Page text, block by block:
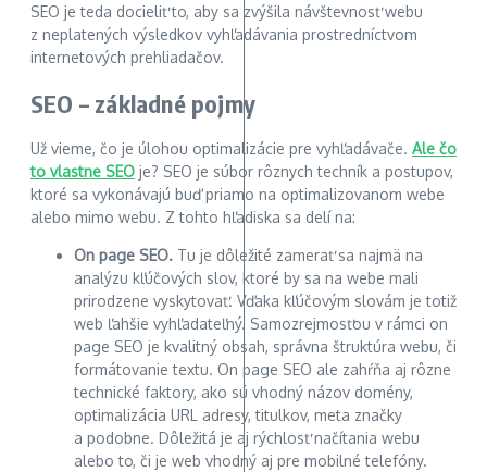
SEO je teda docieliť to, aby sa zvýšila návštevnosť webu
z neplatených výsledkov vyhľadávania prostredníctvom
internetových prehliadačov.
SEO – základné pojmy
Už vieme, čo je úlohou optimalizácie pre vyhľadávače. Ale čo
to vlastne SEO je? SEO je súbor rôznych techník a postupov,
ktoré sa vykonávajú buď priamo na optimalizovanom webe
alebo mimo webu. Z tohto hľadiska sa delí na:
On page SEO. Tu je dôležité zamerať sa najmä na
analýzu kľúčových slov, ktoré by sa na webe mali
prirodzene vyskytovať. Vďaka kľúčovým slovám je totiž
web ľahšie vyhľadateľný. Samozrejmosťou v rámci on
page SEO je kvalitný obsah, správna štruktúra webu, či
formátovanie textu. On page SEO ale zahŕňa aj rôzne
technické faktory, ako sú vhodný názov domény,
optimalizácia URL adresy, titulkov, meta značky
a podobne. Dôležitá je aj rýchlosť načítania webu
alebo to, či je web vhodný aj pre mobilné telefóny.